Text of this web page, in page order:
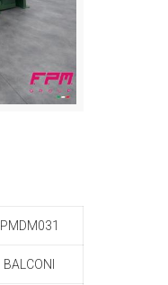
PMDM031
BALCONI